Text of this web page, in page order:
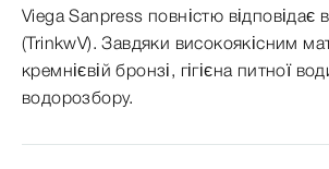
Viega Sanpress повністю
(TrinkwV). Завдяки високоякісним
кремнієвій бронзі, гігієна питної
водорозбору.